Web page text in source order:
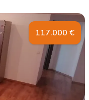
117.000 €